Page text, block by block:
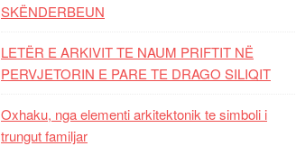
SKËNDERBEUN
LETËR E ARKIVIT TE NAUM PRIFTIT NË
PERVJETORIN E PARE TE DRAGO SILIQIT
Oxhaku, nga elementi arkitektonik te simboli i
trungut familjar